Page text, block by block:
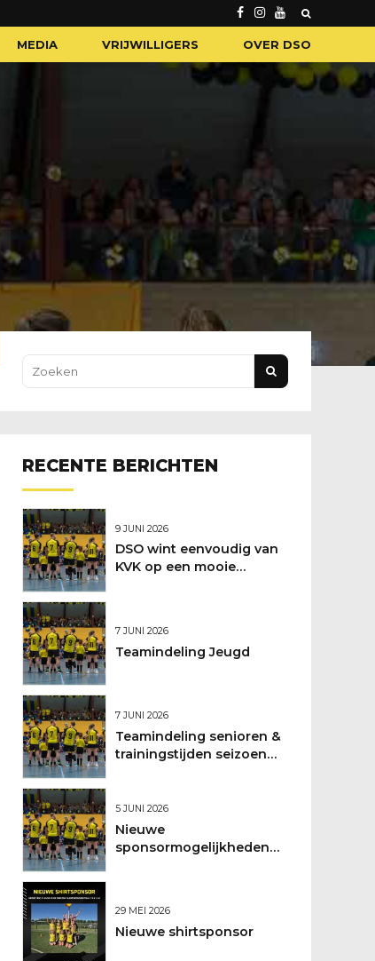
MEDIA VRIJWILLIGERS OVER DSO
RECENTE BERICHTEN
9 JUNI 2026
DSO wint eenvoudig van
KVK op een mooie
7 JUNI 2026
Teamindeling Jeugd
7 JUNI 2026
Teamindeling senioren &
trainingstijden seizoen
5 JUNI 2026
Nieuwe
sponsormogelijkheden
29 MEI 2026
Nieuwe shirtsponsor